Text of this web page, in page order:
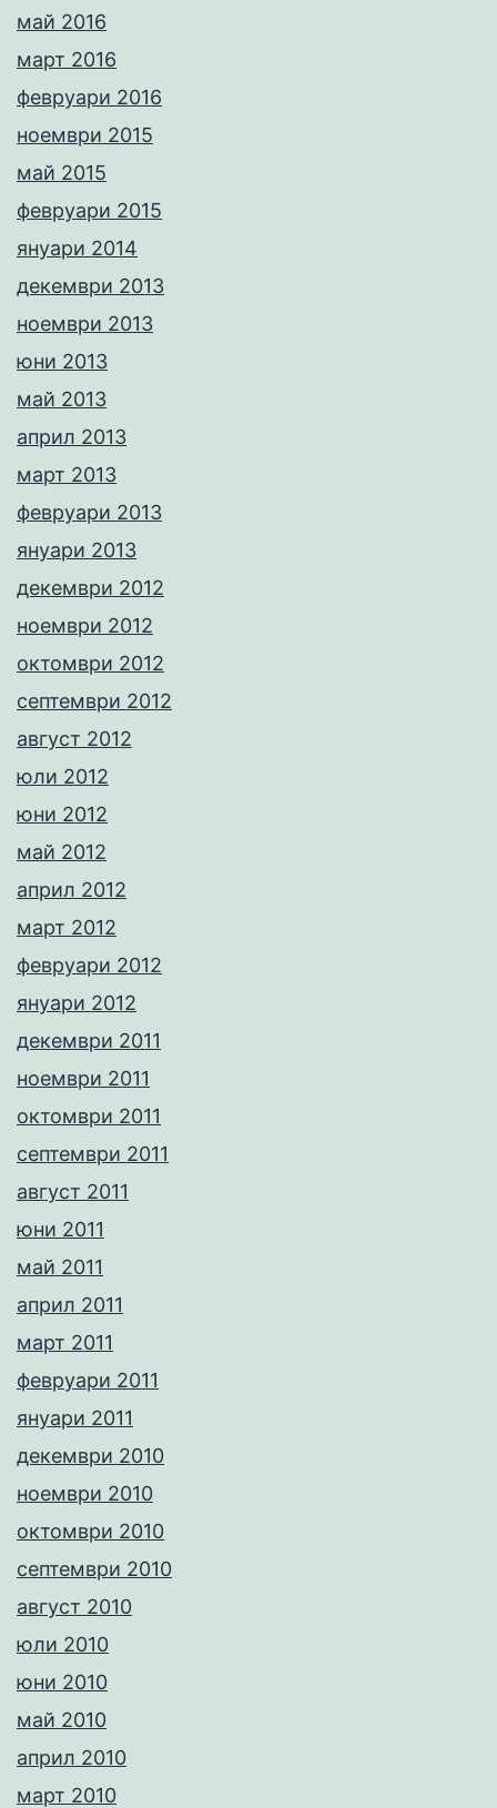
май 2016
март 2016
февруари 2016
ноември 2015
май 2015
февруари 2015
януари 2014
декември 2013
ноември 2013
юни 2013
май 2013
април 2013
март 2013
февруари 2013
януари 2013
декември 2012
ноември 2012
октомври 2012
септември 2012
август 2012
юли 2012
юни 2012
май 2012
април 2012
март 2012
февруари 2012
януари 2012
декември 2011
ноември 2011
октомври 2011
септември 2011
август 2011
юни 2011
май 2011
април 2011
март 2011
февруари 2011
януари 2011
декември 2010
ноември 2010
октомври 2010
септември 2010
август 2010
юли 2010
юни 2010
май 2010
април 2010
март 2010